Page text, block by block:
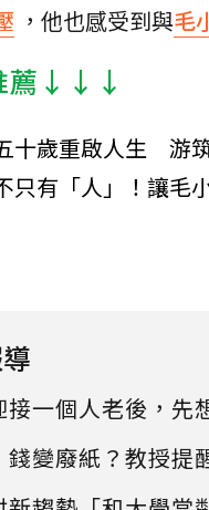
，他也感受到與毛
薦↓↓↓
十歲重啟人生 游
只有「人」！讓毛
接一個人老後，先
變廢紙？教授提